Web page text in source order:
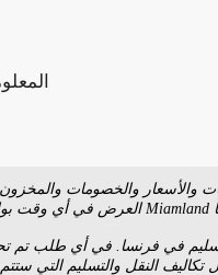
والأسعار والخصومات
في فرنسا. في أي طلب تم
النقل والتسليم التي ستتم